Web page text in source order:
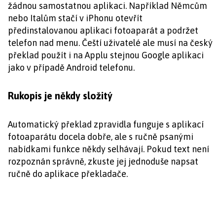
žádnou samostatnou aplikaci. Například Němcům
nebo Italům stačí v iPhonu otevřít
předinstalovanou aplikaci fotoaparát a podržet
telefon nad menu. Čeští uživatelé ale musí na český
překlad použít i na Applu stejnou Google aplikaci
jako v případě Android telefonu.
Rukopis je někdy složitý
Automatický překlad zpravidla funguje s aplikací
fotoaparátu docela dobře, ale s ručně psanými
nabídkami funkce někdy selhávají. Pokud text není
rozpoznán správně, zkuste jej jednoduše napsat
ručně do aplikace překladače.